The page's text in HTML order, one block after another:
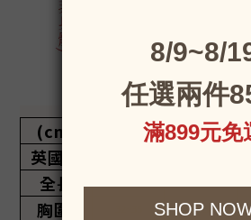
(cm) L
英國碼
全長
胸圍 35~38